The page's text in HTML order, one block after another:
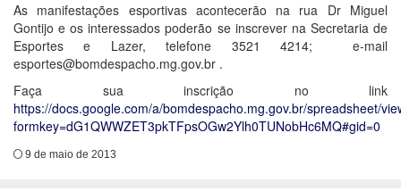
As manifestações esportivas acontecerão na rua Dr Miguel
Gontijo e os interessados poderão se inscrever na Secretaria de
Esportes e Lazer, telefone 3521 4214; e-mail
esportes@bomdespacho.mg.gov.br .
Faça sua inscrição no link
https://docs.google.com/a/bomdespacho.mg.gov.br/spreadsheet/
formkey=dG1QWWZET3pkTFpsOGw2Ylh0TUNobHc6MQ#gid=0
9 de maio de 2013